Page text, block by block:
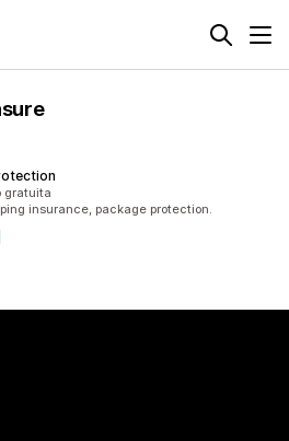
gratuita
insurance, package protection.